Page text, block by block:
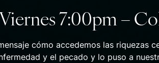
7:00pm –
cómo accedemos las riquezas
y el pecado y lo puso a